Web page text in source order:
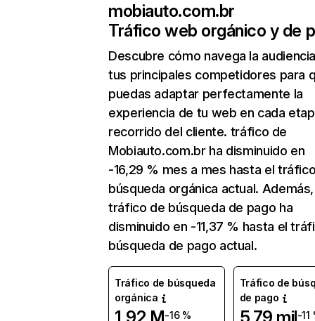
mobiauto.com.br
Tráfico web orgánico y de
Descubre cómo navega la
tus principales competidores para
puedas adaptar perfectamente la
experiencia de tu web en cada
recorrido del cliente. tráfico de
Mobiauto.com.br ha disminuido en
-16,29 % mes a mes hasta el
búsqueda orgánica actual.
tráfico de búsqueda de pago ha
disminuido en -11,37 % hasta el
búsqueda de pago actual.
Tráfico de búsqueda
orgánica
-16 %
Tráfico de
de pago
-11